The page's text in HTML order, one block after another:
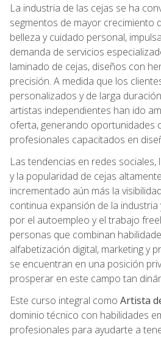
La industria de las cejas se ha
segmentos de mayor crecimiento
belleza y cuidado personal,
demanda de servicios
laminado de cejas, diseños con
precisión. A medida que los
personalizados y de larga
artistas independientes han ido
oferta, generando oportunidades
profesionales capacitados en
Las tendencias en redes
y la popularidad de cejas
incrementado aún más la
continua expansión de la
por el autoempleo y el trabajo
personas que combinan
alfabetización digital, marketing y
se encuentran en una posición
prosperar en este campo tan
Este curso integral como Artista
dominio técnico con habilidades
profesionales para ayudarte a